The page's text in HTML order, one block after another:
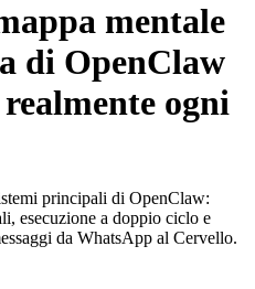
mentale
di OpenClaw
ogni
principali di OpenClaw:
esecuzione a doppio ciclo e
da WhatsApp al Cervello.